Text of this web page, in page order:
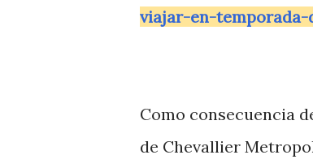
viajar-en-temporada-
Como consecuencia
de Chevallier